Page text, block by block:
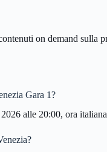
on demand sulla
Gara 1?
alle 20:00, ora